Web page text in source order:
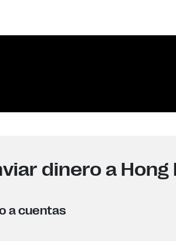
dinero a Hong
a cuentas